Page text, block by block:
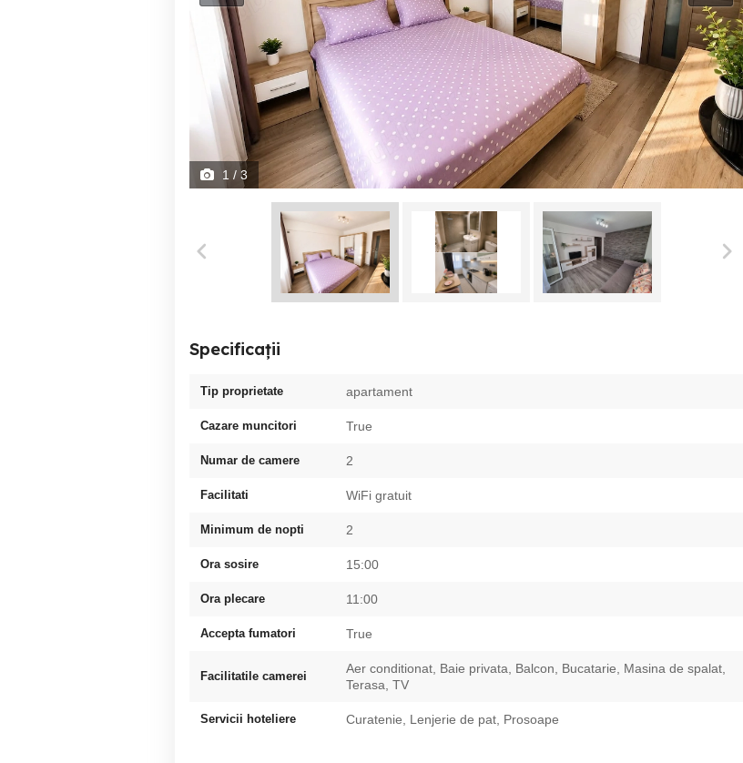
1 / 3
Specificații
Tip proprietate apartament
Cazare muncitori True
Numar de camere 2
Facilitati WiFi gratuit
Minimum de nopti 2
Ora sosire 15:00
Ora plecare 11:00
Accepta fumatori True
Facilitatile camerei
Aer conditionat, Baie privata, Balcon, Bucatarie, Masina de spalat,
Terasa, TV
Servicii hoteliere Curatenie, Lenjerie de pat, Prosoape